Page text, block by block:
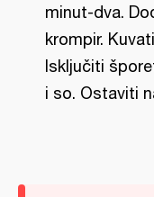
minut-dva.
krompir.
Isključiti
i so. Ostaviti